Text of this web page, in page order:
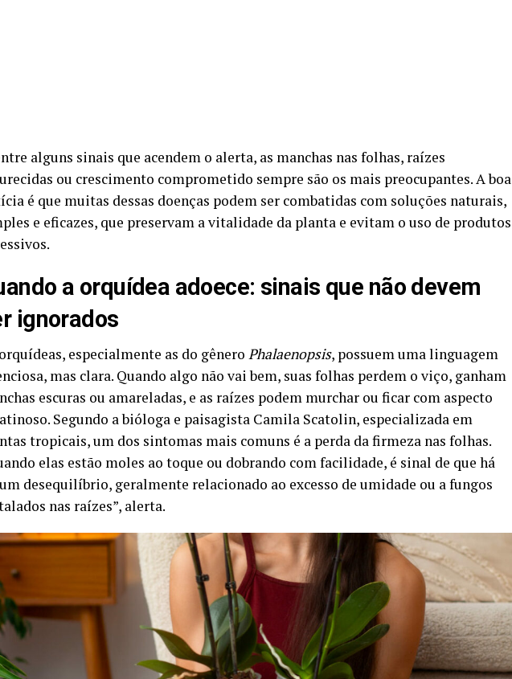
alguns sinais que acendem o alerta, as manchas nas folhas, raízes
ou crescimento comprometido sempre são os mais preocupantes. A boa
é que muitas dessas doenças podem ser combatidas com soluções naturais,
e eficazes, que preservam a vitalidade da planta e evitam o uso de produtos
a orquídea adoece: sinais que não devem
ignorados
especialmente as do gênero Phalaenopsis, possuem uma linguagem
mas clara. Quando algo não vai bem, suas folhas perdem o viço, ganham
escuras ou amareladas, e as raízes podem murchar ou ficar com aspecto
Segundo a bióloga e paisagista Camila Scatolin, especializada em
tropicais, um dos sintomas mais comuns é a perda da firmeza nas folhas.
elas estão moles ao toque ou dobrando com facilidade, é sinal de que há
desequilíbrio, geralmente relacionado ao excesso de umidade ou a fungos
nas raízes”, alerta.